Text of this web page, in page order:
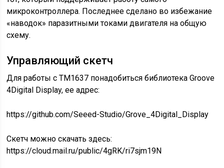
микроконтроллера. Последнее сделано во избежание
«наводок» паразитными токами двигателя на общую
схему.
Управляющий скетч
Для работы с TM1637 понадобиться библиотека Groove
4Digital Display, ее адрес:
https://github.com/Seeed-Studio/Grove_4Digital_Display
Скетч можно скачать здесь:
https://cloud.mail.ru/public/4gRK/ri7sjm19N